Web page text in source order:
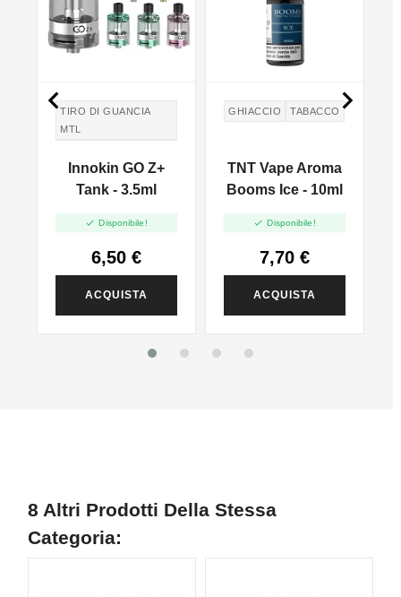
TIRO DI GUANCIA
MTL
MTLInnokin GO Z+
Tank - 3.5ml
 Disponibile!
6,50 €
ACQUISTA
GHIACCIO TABACCO
TNT Vape Aroma
Booms Ice - 10ml
 Disponibile!
7,70 €
ACQUISTA
 
8 Altri Prodotti Della Stessa
Categoria: